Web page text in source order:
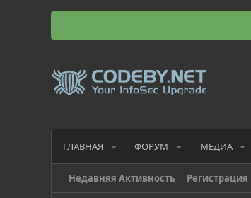
ГЛАВНАЯ ФОРУМ МЕДИА
Недавняя Активность Регистрация